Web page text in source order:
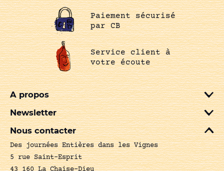
Paiement sécurisé
par CB
Service client à
votre écoute
A propos
Newsletter
Nous contacter
Des journées Entières dans les Vignes
5 rue Saint-Esprit